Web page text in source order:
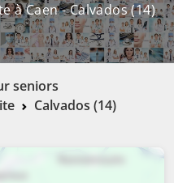
à Caen - Calvados (14)
seniors
Calvados (14)